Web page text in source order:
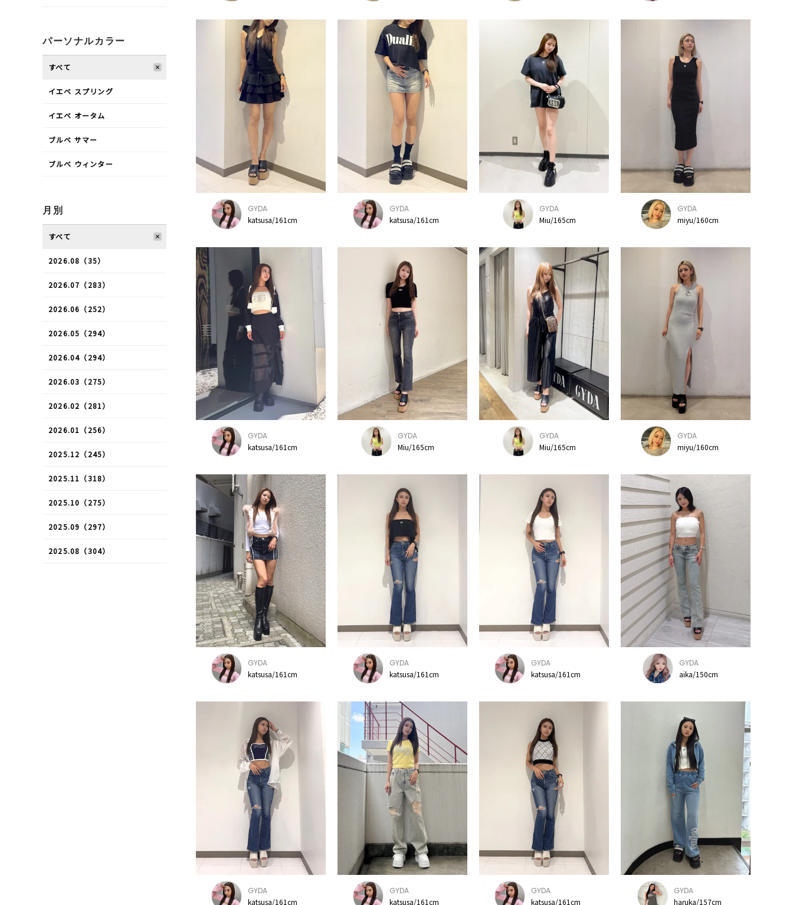
GYDA
katsusa/161cm
GYDA
katsusa/161cm
GYDA
Miu/165cm
GYDA
miyu/160cm
GYDA
katsusa/161cm
GYDA
Miu/165cm
GYDA
Miu/165cm
GYDA
miyu/160cm
GYDA
katsusa/161cm
GYDA
katsusa/161cm
GYDA
katsusa/161cm
GYDA
aika/150cm
GYDA
katsusa/161cm
GYDA
katsusa/161cm
GYDA
katsusa/161cm
GYDA
haruka/157cm
パーソナルカラー
すべて
イエベ スプリング
イエベ オータム
ブルべ サマー
ブルべ ウィンター
月別
すべて
2026.08（35）
2026.07（283）
2026.06（252）
2026.05（294）
2026.04（294）
2026.03（275）
2026.02（281）
2026.01（256）
2025.12（245）
2025.11（318）
2025.10（275）
2025.09（297）
2025.08（304）